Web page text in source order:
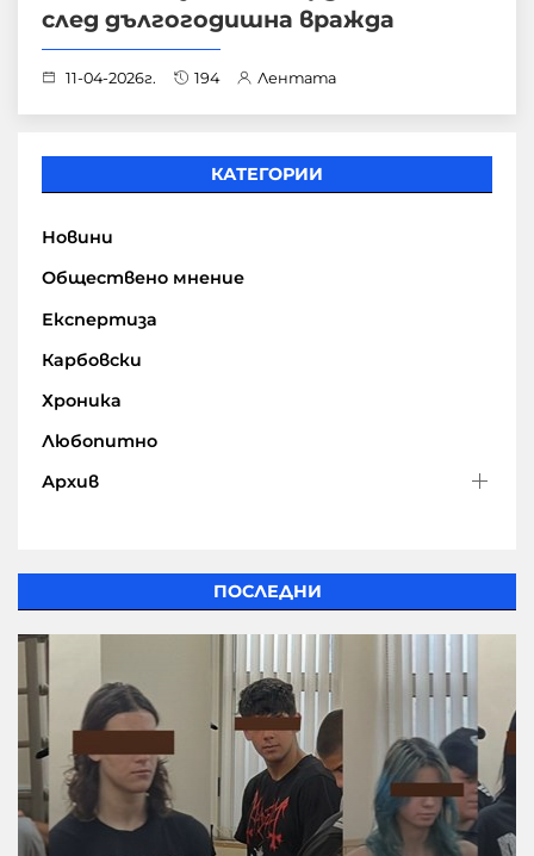
след дългогодишна вражда
11-04-2026г. 194 Лентата
КАТЕГОРИИ
Новини
Обществено мнение
Експертиза
Карбовски
Хроника
Любопитно
Архив
ПОСЛЕДНИ